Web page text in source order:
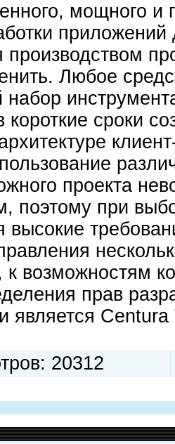
мощного и
Любое
сроки
проекта
поэтому при
высокие
возможностям
прав
является
20312